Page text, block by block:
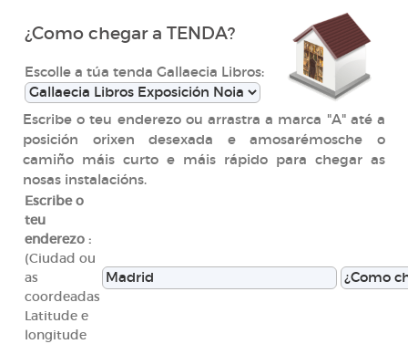
¿Como chegar a TENDA?
Escolle a túa tenda Gallaecia Libros:
Escribe o teu enderezo ou arrastra a marca "A" até a
posición orixen desexada e amosarémosche o
camiño máis curto e máis rápido para chegar as
nosas instalacións.
Escribe o
teu
enderezo :
(Ciudad ou
as
coordeadas
Latitude e
longitude